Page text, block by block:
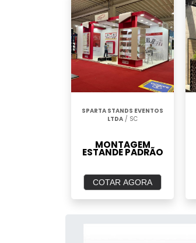
SPARTA STANDS EVENTOS
LTDA / SC
MONTAGEM
ESTANDE PADRÃO
COTAR AGORA